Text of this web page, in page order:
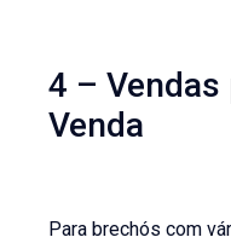
4 – Vendas
Venda
Para brechós com